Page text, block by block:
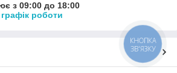
з 09:00 до 18:00
роботи
КНОПКА
ЗВ'ЯЗКУ